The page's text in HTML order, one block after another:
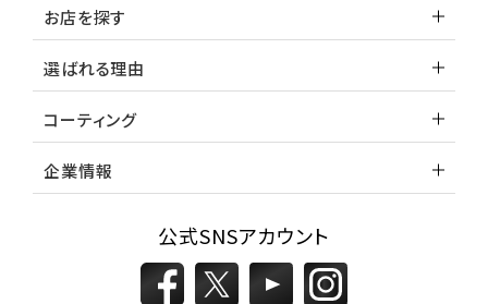
お店を探す
選ばれる理由
コーティング
企業情報
公式SNSアカウント